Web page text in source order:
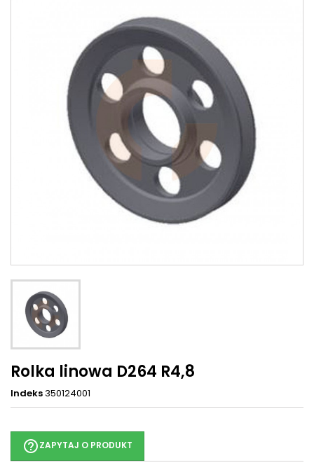
Rolka linowa D264 R4,8
Indeks350124001
help_outlineZAPYTAJ O PRODUKT